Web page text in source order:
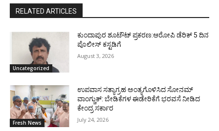
RELATED ARTICLES
Uncategorized
ಕುಂದಾಪುರ ಶೂಟೌಟ್ ಪ್ರಕರಣ:ಆರೋಪಿ ಡೆರಿಕ್ 5 ದಿನ
ಪೊಲೀಸ್ ಕಸ್ಟಡಿಗೆ
August 3, 2026
Fresh News
ಉಪವಾಸ ಸತ್ಯಾಗ್ರಹ ಅಂತ್ಯಗೊಳಿಸಿದ ಸೋನಮ್
ವಾಂಗ್ಚುಕ್: ಬೇಡಿಕೆಗಳ ಈಡೇರಿಕೆಗೆ ಭರವಸೆ ನೀಡಿದ
ಕೇಂದ್ರ ಸರ್ಕಾರ
July 24, 2026